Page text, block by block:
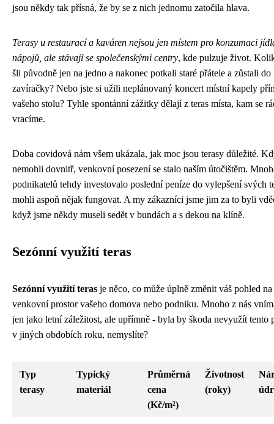
jsou někdy tak přísná, že by se z nich jednomu zatočila hlava.
Terasy u restaurací a kaváren nejsou jen místem pro konzumaci
nápojů, ale stávají se společenskými centry, kde pulzuje život.
šli původně jen na jedno a nakonec potkali staré přátele a zůstali do
zavíračky? Nebo jste si užili neplánovaný koncert místní kapely
vašeho stolu? Tyhle spontánní zážitky dělají z teras místa, kam se
vracíme.
Doba covidová nám všem ukázala, jak moc jsou terasy důležité.
nemohli dovnitř, venkovní posezení se stalo naším útočištěm.
podnikatelů tehdy investovalo poslední peníze do vylepšení svých
mohli aspoň nějak fungovat. A my zákazníci jsme jim za to byli
když jsme někdy museli sedět v bundách a s dekou na klíně.
Sezónní využití teras
Sezónní využití teras je něco, co může úplně změnit váš pohled na
venkovní prostor vašeho domova nebo podniku. Mnoho z nás
jen jako letní záležitost, ale upřímně - byla by škoda nevyužít tento
v jiných obdobích roku, nemyslíte?
Typ
terasy
Typický
materiál
Průměrná
cena
(Kč/m²)
Životnost
(roky)